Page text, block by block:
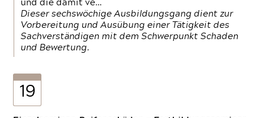
und die damit ve…
Dieser sechswöchige Ausbildungsgang dient zur
Vorbereitung und Ausübung einer Tätigkeit des
Sachverständigen mit dem Schwerpunkt Schaden
und Bewertung.
19